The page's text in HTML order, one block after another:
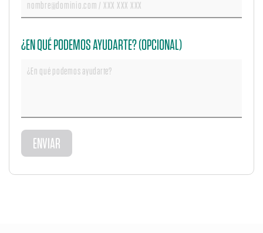
¿EN QUÉ PODEMOS AYUDARTE? (OPCIONAL)